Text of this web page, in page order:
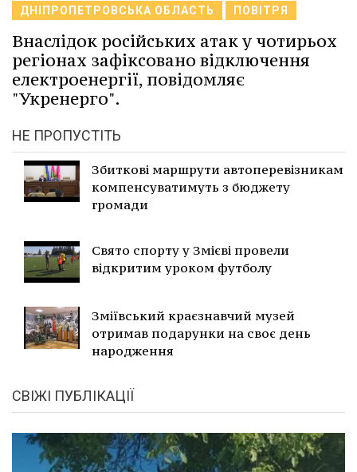
ДНІПРОПЕТРОВСЬКА ОБЛАСТЬ ПОВІТРЯ
Внаслідок російських атак у чотирьох
регіонах зафіксовано відключення
електроенергії, повідомляє
"Укренерго".
НЕ ПРОПУСТІТЬ
Збиткові маршрути автоперевізникам
компенсуватимуть з бюджету
громади
Свято спорту у Змієві провели
відкритим уроком футболу
Зміївський краєзнавчий музей
отримав подарунки на своє день
народження
СВІЖІ ПУБЛІКАЦІЇ